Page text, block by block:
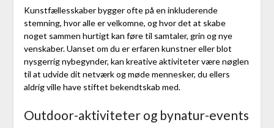
Kunstfællesskaber bygger ofte på en inkluderende
stemning, hvor alle er velkomne, og hvor det at skabe
noget sammen hurtigt kan føre til samtaler, grin og nye
venskaber. Uanset om du er erfaren kunstner eller blot
nysgerrig nybegynder, kan kreative aktiviteter være nøglen
til at udvide dit netværk og møde mennesker, du ellers
aldrig ville have stiftet bekendtskab med.
Outdoor-aktiviteter og bynatur-events